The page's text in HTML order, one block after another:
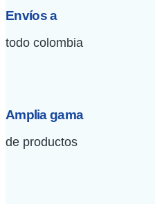
Envíos a
todo colombia
Amplia gama
de productos